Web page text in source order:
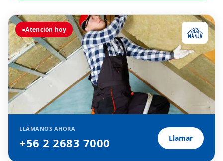
●Atención hoy
LLÁMANOS AHORA
+56 2 2683 7000 Llamar